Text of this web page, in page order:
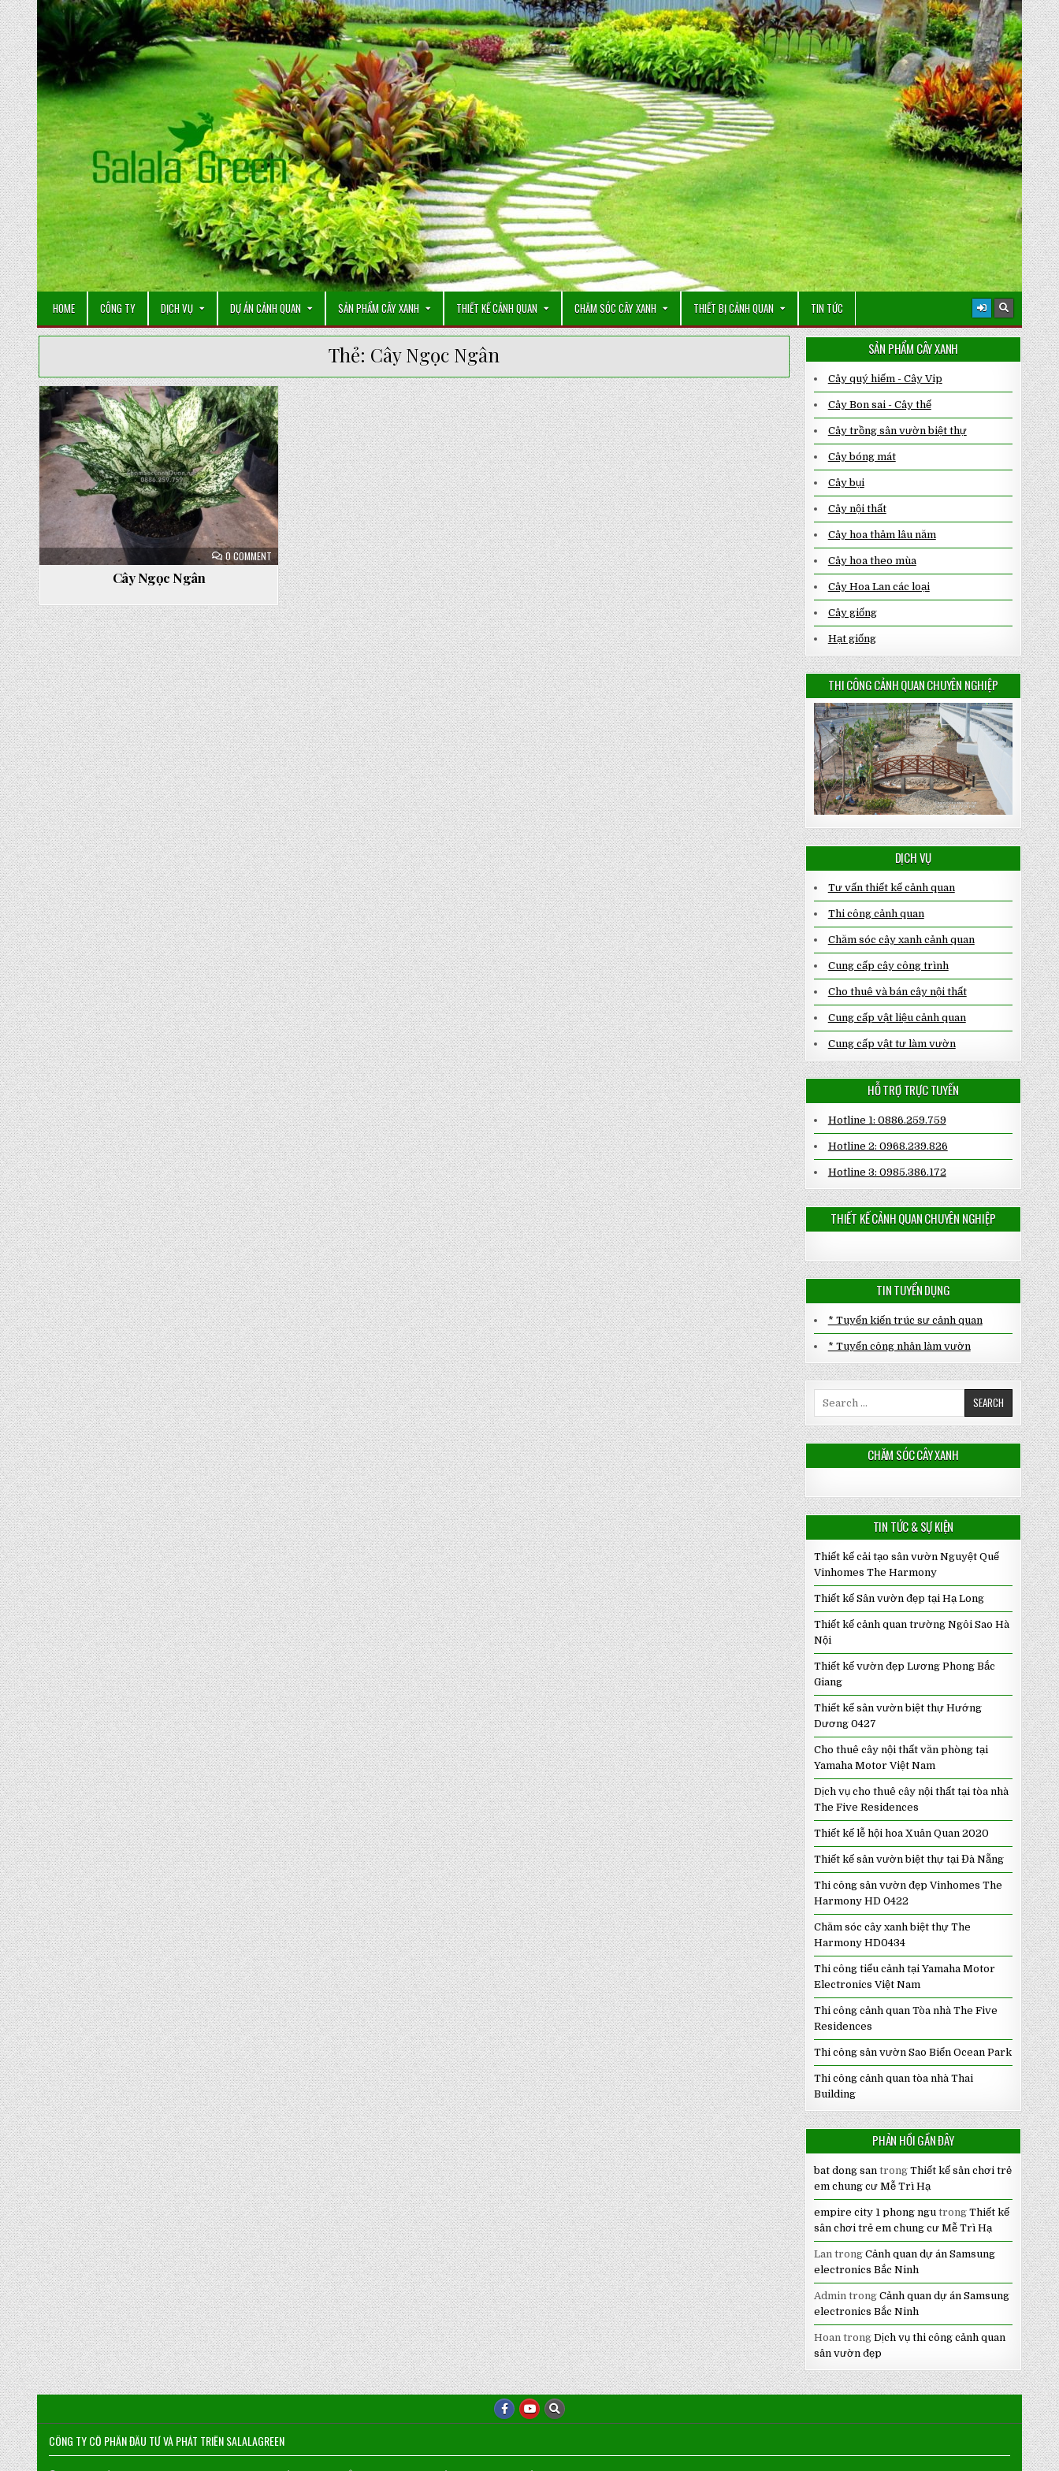
Skip
to
content
HOME CÔNG TY DỊCH VỤ DỰ ÁN CẢNH QUAN SẢN PHẨM CÂY XANH THIẾT KẾ CẢNH QUAN CHĂM SÓC CÂY XANH THIẾT BỊ CẢNH QUAN TIN TỨC
Thẻ: Cây Ngọc Ngân
0 COMMENTON
CÂY
NGỌC
NGÂN
Posted
in
Cây Ngọc Ngân
SẢN PHẨM CÂY XANH
Cây quý hiếm - Cây Vip
Cây Bon sai - Cây thế
Cây trồng sân vườn biệt thự
Cây bóng mát
Cây bụi
Cây nội thất
Cây hoa thảm lâu năm
Cây hoa theo mùa
Cây Hoa Lan các loại
Cây giống
Hạt giống
THI CÔNG CẢNH QUAN CHUYÊN NGHIỆP
DỊCH VỤ
Tư vấn thiết kế cảnh quan
Thi công cảnh quan
Chăm sóc cây xanh cảnh quan
Cung cấp cây công trình
Cho thuê và bán cây nội thất
Cung cấp vật liệu cảnh quan
Cung cấp vật tư làm vườn
HỖ TRỢ TRỰC TUYẾN
Hotline 1: 0886.259.759
Hotline 2: 0968.239.826
Hotline 3: 0985.386.172
THIẾT KẾ CẢNH QUAN CHUYÊN NGHIỆP
TIN TUYỂN DỤNG
* Tuyển kiến trúc sư cảnh quan
* Tuyển công nhân làm vườn
CHĂM SÓC CÂY XANH
TIN TỨC & SỰ KIỆN
Thiết kế cải tạo sân vườn Nguyệt Quế
Vinhomes The Harmony
Thiết kế Sân vườn đẹp tại Hạ Long
Thiết kế cảnh quan trường Ngôi Sao Hà
Nội
Thiết kế vườn đẹp Lương Phong Bắc
Giang
Thiết kế sân vườn biệt thự Hướng
Dương 0427
Cho thuê cây nội thất văn phòng tại
Yamaha Motor Việt Nam
Dịch vụ cho thuê cây nội thất tại tòa nhà
The Five Residences
Thiết kế lễ hội hoa Xuân Quan 2020
Thiết kế sân vườn biệt thự tại Đà Nẵng
Thi công sân vườn đẹp Vinhomes The
Harmony HD 0422
Chăm sóc cây xanh biệt thự The
Harmony HD0434
Thi công tiểu cảnh tại Yamaha Motor
Electronics Việt Nam
Thi công cảnh quan Tòa nhà The Five
Residences
Thi công sân vườn Sao Biển Ocean Park
Thi công cảnh quan tòa nhà Thai
Building
PHẢN HỒI GẦN ĐÂY
bat dong santrong Thiết kế sân chơi trẻ
em chung cư Mễ Trì Hạ
empire city 1 phong ngutrong Thiết kế
sân chơi trẻ em chung cư Mễ Trì Hạ
Lantrong Cảnh quan dự án Samsung
electronics Bắc Ninh
Admintrong Cảnh quan dự án Samsung
electronics Bắc Ninh
Hoantrong Dịch vụ thi công cảnh quan
sân vườn đẹp
CÔNG TY CỔ PHẦN ĐẦU TƯ VÀ PHÁT TRIỂN SALALAGREEN